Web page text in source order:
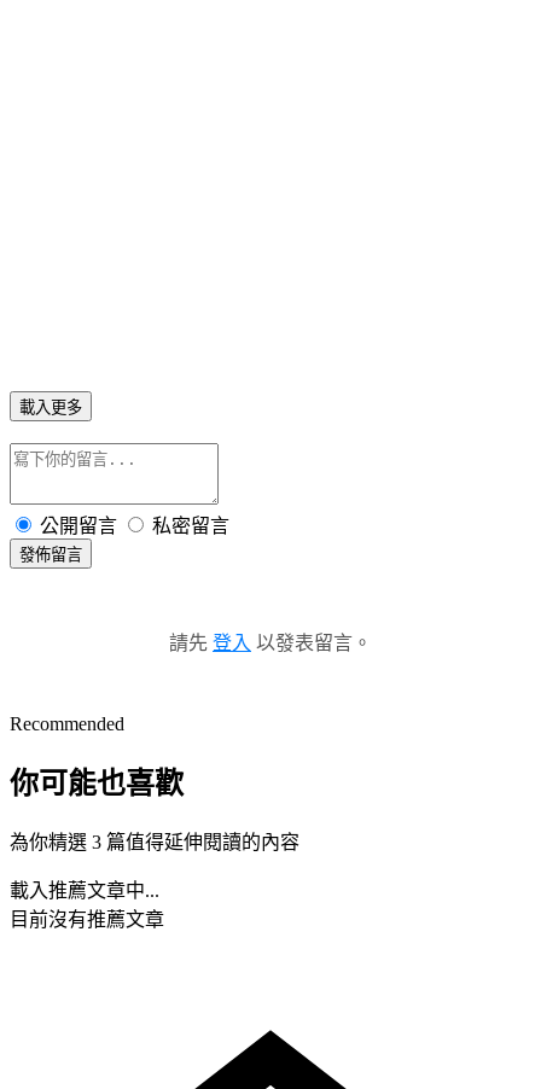
載入更多
公開留言 私密留言
發佈留言
請先 登入 以發表留言。
Recommended
你可能也喜歡
為你精選 3 篇值得延伸閱讀的內容
載入推薦文章中...
目前沒有推薦文章